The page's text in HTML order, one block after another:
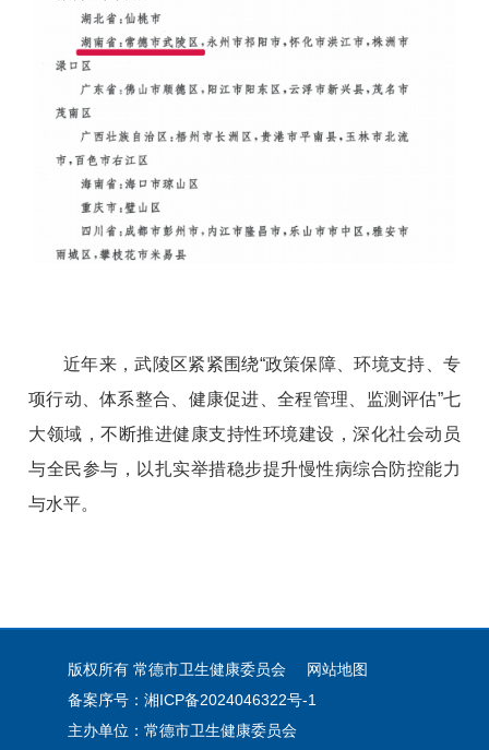
近年来，武陵区紧紧围绕“政策保障、环境支持、专
项行动、体系整合、健康促进、全程管理、监测评估”七
大领域，不断推进健康支持性环境建设，深化社会动员
与全民参与，以扎实举措稳步提升慢性病综合防控能力
与水平。
版权所有 常德市卫生健康委员会
网站地图
备案序号：湘ICP备2024046322号-1
主办单位：常德市卫生健康委员会